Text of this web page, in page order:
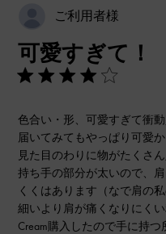
ご利用者様
可愛すぎて！
色合い・形、可愛すぎて衝
届いてみてもやっぱり可愛か
見た目のわりに物がたくさ
持ち手の部分が太いので、
くくはあります（なで肩の
細いより肩が痛くなりにくい
Cream購入したので手に持